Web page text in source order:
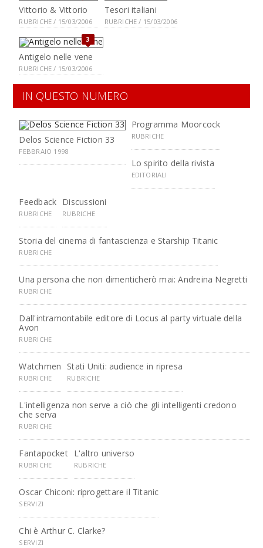
Vittorio & Vittorio
RUBRICHE / 15/03/2006
Tesori italiani
RUBRICHE / 15/03/2006
3
Antigelo nelle vene
RUBRICHE / 15/03/2006
IN QUESTO NUMERO
Delos Science Fiction 33
FEBBRAIO 1998
Programma Moorcock
RUBRICHE
Lo spirito della rivista
EDITORIALI
Feedback
RUBRICHE
Discussioni
RUBRICHE
Storia del cinema di fantascienza e Starship Titanic
RUBRICHE
Una persona che non dimenticherò mai: Andreina Negretti
RUBRICHE
Dall'intramontabile editore di Locus al party virtuale della
Avon
RUBRICHE
Watchmen
RUBRICHE
Stati Uniti: audience in ripresa
RUBRICHE
L'intelligenza non serve a ciò che gli intelligenti credono
che serva
RUBRICHE
Fantapocket
RUBRICHE
L'altro universo
RUBRICHE
Oscar Chiconi: riprogettare il Titanic
SERVIZI
Chi è Arthur C. Clarke?
SERVIZI